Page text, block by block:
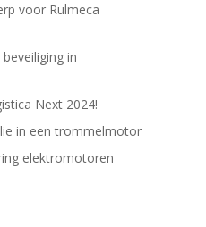
voor Rulmeca
in
Next 2024!
in een trommelmotor
elektromotoren